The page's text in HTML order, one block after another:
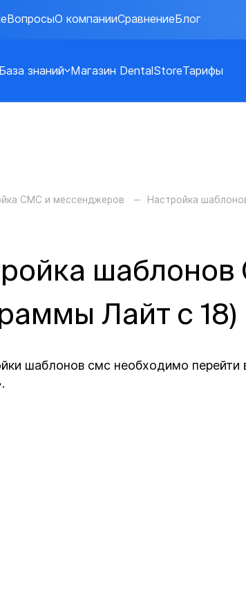
ВопросыО компанииСравнениеБлог
знаний Магазин DentalStoreТарифы
СМС и мессенджеров Настройка
Лайт с 18)
шаблонов смс необходимо